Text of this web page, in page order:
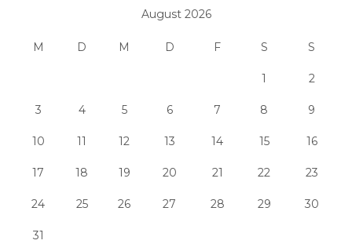
August 2026
M D M D F S S
1 2
3 4 5 6 7 8 9
10 11 12 13 14 15 16
17 18 19 20 21 22 23
24 25 26 27 28 29 30
31